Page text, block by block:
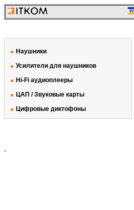
● Наушники
● Усилители для наушников
● Hi-Fi аудиоплееры
● ЦАП / Звуковые карты
● Цифровые диктофоны
.